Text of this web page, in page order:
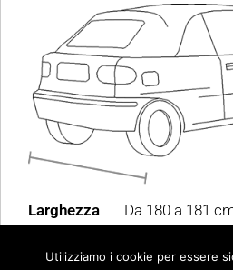
Larghezza Da 180 a 181
Utilizziamo i cookie per essere